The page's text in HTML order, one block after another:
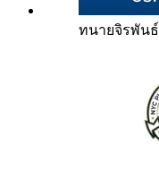
ทนายจิรพันธ์